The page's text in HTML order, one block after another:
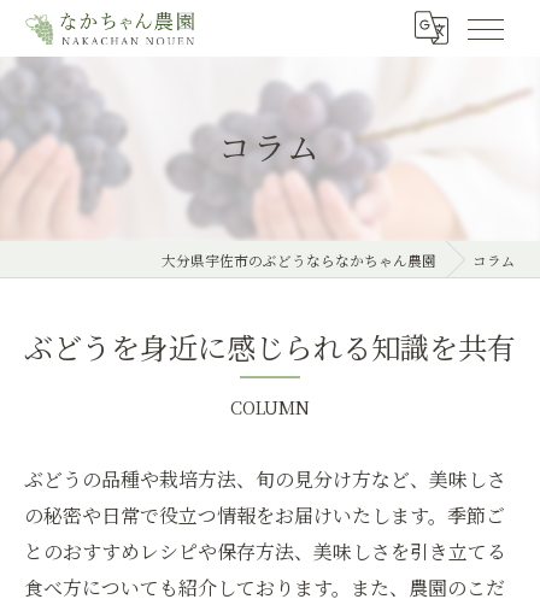
コラム
大分県宇佐市のぶどうならなかちゃん農園 コラム
ぶどうを身近に感じられる知識を共有
COLUMN
ぶどうの品種や栽培方法、旬の見分け方など、美味しさ
の秘密や日常で役立つ情報をお届けいたします。季節ご
とのおすすめレシピや保存方法、美味しさを引き立てる
食べ方についても紹介しております。また、農園のこだ